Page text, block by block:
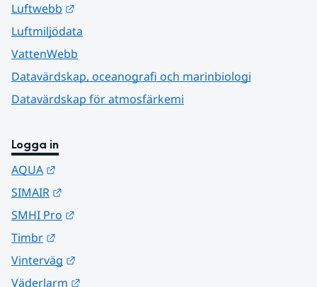
Luftwebb
Luftmiljödata
VattenWebb
Datavärdskap, oceanografi och marinbiologi
Datavärdskap för atmosfärkemi
Logga in
AQUA
SIMAIR
SMHI Pro
Timbr
Vinterväg
Väderlarm